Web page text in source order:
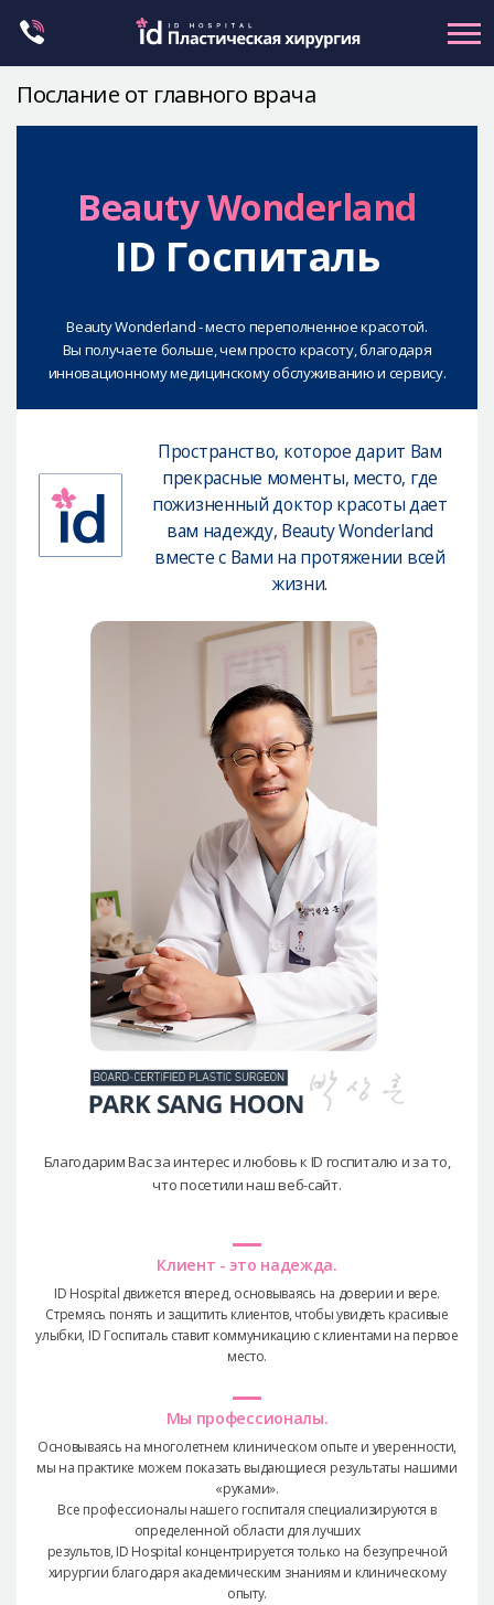
Контуринг лица
Ринопластика
Маммопластика
О клинике id
Безопасная хирургия
Консультация
Послание от главного врача
Beauty Wonderland
ID Госпиталь
Beauty Wonderland - место переполненное красотой.
Вы получаете больше, чем просто красоту, благодаря
инновационному медицинскому обслуживанию и сервису.
Пространство, которое дарит Вам
прекрасные моменты, место, где
пожизненный доктор красоты дает
вам надежду, Beauty Wonderland
вместе с Вами на протяжении всей
жизни.
Благодарим Вас за интерес и любовь к ID госпиталю и за то,
что посетили наш веб-сайт.
Клиент - это надежда.
ID Hospital движется вперед, основываясь на доверии и вере.
Стремясь понять и защитить клиентов, чтобы увидеть красивые
улыбки, ID Госпиталь ставит коммуникацию с клиентами на первое
место.
Мы профессионалы.
Основываясь на многолетнем клиническом опыте и уверенности,
мы на практике можем показать выдающиеся результаты нашими
«руками».
Все профессионалы нашего госпиталя специализируются в
определенной области для лучших
результов, ID Hospital концентрируется только на безупречной
хирургии благодаря академическим знаниям и клиническому
опыту.